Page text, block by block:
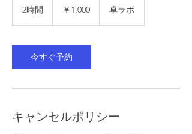
2時間 ￥1,000 卓ラボ
今すぐ予約
キャンセルポリシー